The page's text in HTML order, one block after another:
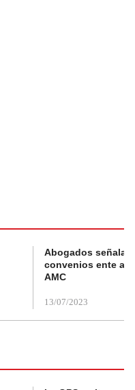
Abogados
convenios ente
AMC
13/07/2023